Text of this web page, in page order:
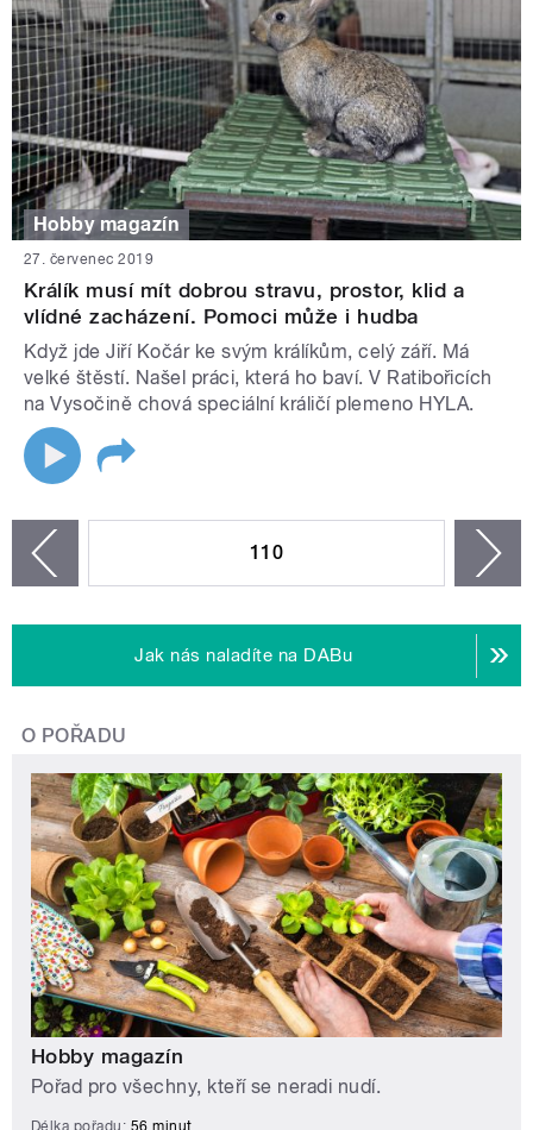
Hobby magazín
27. červenec 2019
Králík musí mít dobrou stravu, prostor, klid a
vlídné zacházení. Pomoci může i hudba
Když jde Jiří Kočár ke svým králíkům, celý září. Má
velké štěstí. Našel práci, která ho baví. V Ratibořicích
na Vysočině chová speciální králičí plemeno HYLA.
110
Jak nás naladíte na DABu
O POŘADU
Hobby magazín
Pořad pro všechny, kteří se neradi nudí.
Délka pořadu: 56 minut